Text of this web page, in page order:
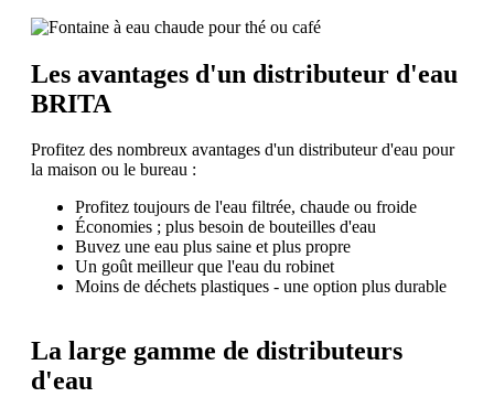
Les avantages d'un distributeur d'eau
BRITA
Profitez des nombreux avantages d'un distributeur d'eau pour
la maison ou le bureau :
Profitez toujours de l'eau filtrée, chaude ou froide
Économies ; plus besoin de bouteilles d'eau
Buvez une eau plus saine et plus propre
Un goût meilleur que l'eau du robinet
Moins de déchets plastiques - une option plus durable
La large gamme de distributeurs
d'eau